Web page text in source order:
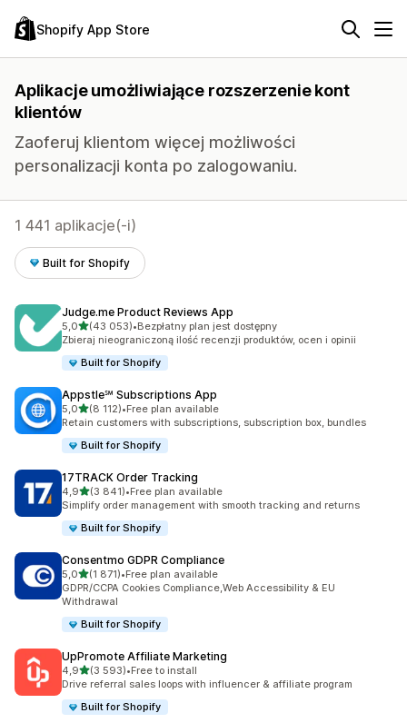
Shopify App Store
Aplikacje umożliwiające rozszerzenie kont
klientów
Zaoferuj klientom więcej możliwości
personalizacji konta po zalogowaniu.
1 441 aplikacje(-i)
Built for Shopify
Judge.me Product Reviews App
5,0na 5 gwiazdek
(43 053)
Łączna liczba recenzji: 43053
•Bezpłatny plan jest dostępny
Zbieraj nieograniczoną ilość recenzji produktów, ocen i opinii
Built for Shopify
Appstle℠ Subscriptions App
5,0na 5 gwiazdek
(8 112)
Łączna liczba recenzji: 8112
•Free plan available
Retain customers with subscriptions, subscription box, bundles
Built for Shopify
17TRACK Order Tracking
4,9na 5 gwiazdek
(3 841)
Łączna liczba recenzji: 3841
•Free plan available
Simplify order management with smooth tracking and returns
Built for Shopify
Consentmo GDPR Compliance
5,0na 5 gwiazdek
(1 871)
Łączna liczba recenzji: 1871
•Free plan available
GDPR/CCPA Cookies Compliance,Web Accessibility & EU
Withdrawal
Built for Shopify
UpPromote Affiliate Marketing
4,9na 5 gwiazdek
(3 593)
Łączna liczba recenzji: 3593
•Free to install
Drive referral sales loops with influencer & affiliate program
Built for Shopify